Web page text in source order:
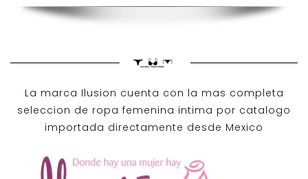
La marca Ilusion cuenta con la mas completa
seleccion de ropa femenina intima por catalogo
importada directamente desde Mexico